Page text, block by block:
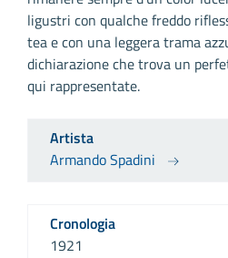
ligustri con qualche freddo
tea e con una leggera trama
dichiarazione che trova un
qui rappresentate.
Artista
Armando Spadini
Cronologia
1921